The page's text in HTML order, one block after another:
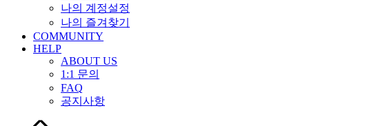
나의 계정설정
나의 즐겨찾기
COMMUNITY
HELP
ABOUT US
1:1 문의
FAQ
공지사항